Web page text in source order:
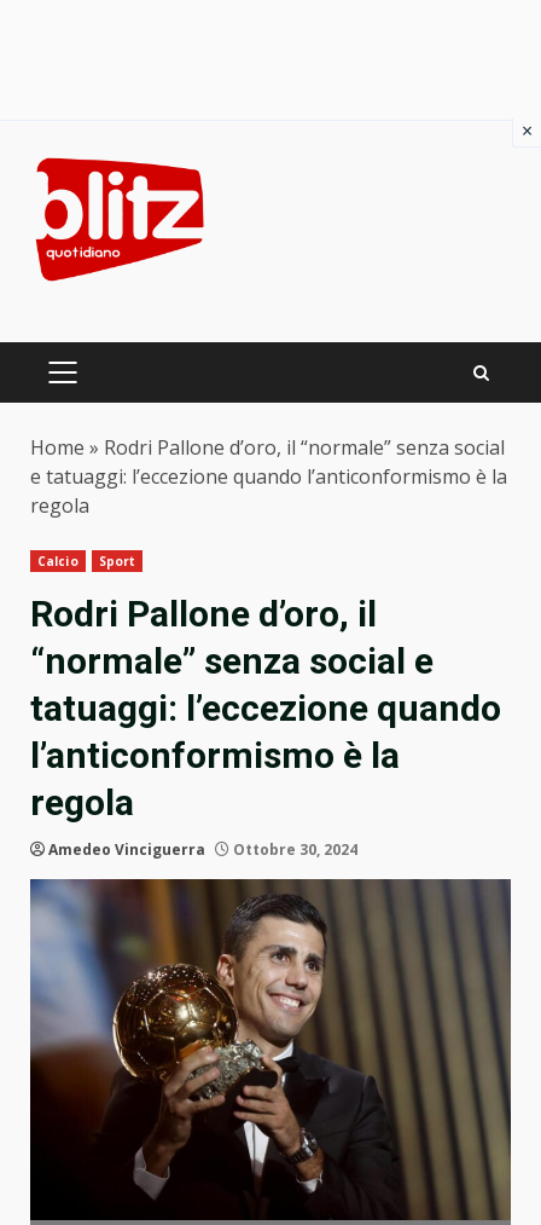
content
PRIMARY
Home » Rodri Pallone d’oro, il “normale” senza social
e tatuaggi: l’eccezione quando l’anticonformismo è la
regola
Calcio Sport
Rodri Pallone d’oro, il
“normale” senza social e
tatuaggi: l’eccezione quando
l’anticonformismo è la
regola
Amedeo Vinciguerra Ottobre 30, 2024
×